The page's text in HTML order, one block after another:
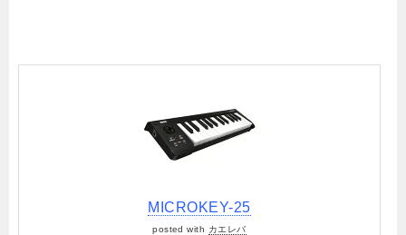
MICROKEY-25
posted with カエレバ